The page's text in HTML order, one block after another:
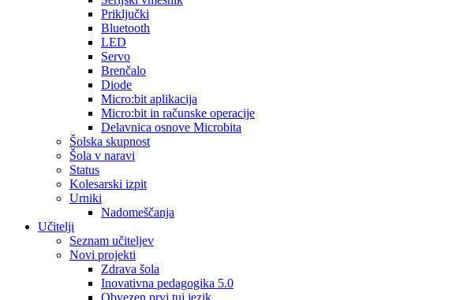
Priključki
Bluetooth
LED
Servo
Brenčalo
Diode
Micro:bit aplikacija
Micro:bit in računske operacije
Delavnica osnove Microbita
Šolska skupnost
Šola v naravi
Status
Kolesarski izpit
Urniki
Nadomeščanja
Učitelji
Seznam učiteljev
Novi projekti
Zdrava šola
Inovativna pedagogika 5.0
Obvezen prvi tuj jezik